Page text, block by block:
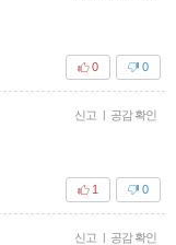
0
0
신고 | 공감 확인
0
1
신고 | 공감 확인